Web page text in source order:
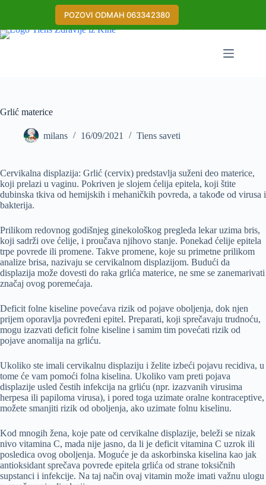
POZOVI ODMAH 063342380
Grlić materice
milans 16/09/2021 Tiens saveti
Cervikalna displazija: Grlić (cervix) predstavlja suženi deo materice,
koji prelazi u vaginu. Pokriven je slojem ćelija epitela, koji štite
dubinska tkiva od hemijskih i mehaničkih povreda, a takođe od virusa i
bakterija.
Prilikom redovnog godišnjeg ginekološkog pregleda lekar uzima bris,
koji sadrži ove ćelije, i proučava njihovo stanje. Ponekad ćelije epitela
trpe povrede ili promene. Takve promene, koje su primetne prilikom
analize brisa, nazivaju se cervikalnom displazijom. Budući da
displazija može dovesti do raka grlića materice, ne sme se zanemarivati
značaj ovog poremećaja.
Deficit folne kiseline povećava rizik od pojave oboljenja, dok njen
prijem oporavlja povređeni epitel. Preparati, koji sprečavaju trudnoću,
mogu izazvati deficit folne kiseline i samim tim povećati rizik od
pojave anomalija na grliću.
Ukoliko ste imali cervikalnu displaziju i želite izbeći pojavu recidiva, u
tome će vam pomoći folna kiselina. Ukoliko vam preti pojava
displazije usled čestih infekcija na grliću (npr. izazvanih virusima
herpesa ili papiloma virusa), i pored toga uzimate oralne kontraceptive,
možete smanjiti rizik od oboljenja, ako uzimate folnu kiselinu.
Kod mnogih žena, koje pate od cervikalne displazije, beleži se nizak
nivo vitamina C, mada nije jasno, da li je deficit vitamina C uzrok ili
posledica ovog oboljenja. Moguće je da askorbinska kiselina kao jak
antioksidant sprečava povrede epitela grlića od strane toksičnih
supstanci i infekcije. Na taj način ovaj vitamin može imati važnu ulogu